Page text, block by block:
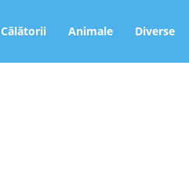
Călătorii Animale Diverse